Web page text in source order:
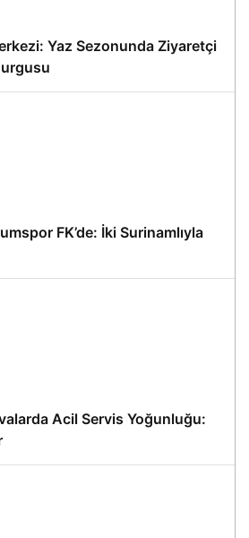
Yaz Sezonunda Ziyaretçi
FK’de: İki Surinamlıyla
Acil Servis Yoğunluğu: